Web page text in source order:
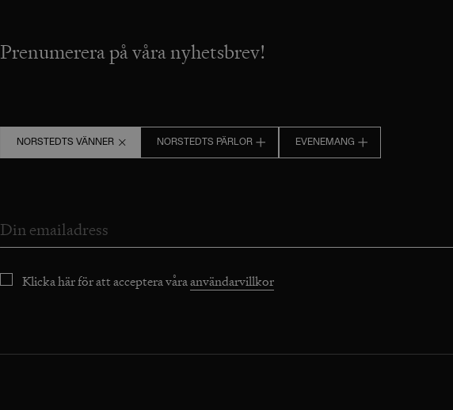
Prenumerera på våra nyhetsbrev!
NORSTEDTS VÄNNER NORSTEDTS PÄRLOR EVENEMANG
Klicka här för att acceptera våraanvändarvillkor